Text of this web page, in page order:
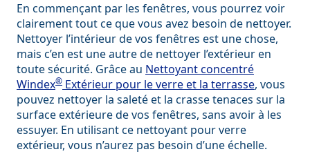
En commençant par les fenêtres, vous pourrez voir
clairement tout ce que vous avez besoin de nettoyer.
Nettoyer l’intérieur de vos fenêtres est une chose,
mais c’en est une autre de nettoyer l’extérieur en
toute sécurité. Grâce au Nettoyant concentré
Windex® Extérieur pour le verre et la terrasse, vous
pouvez nettoyer la saleté et la crasse tenaces sur la
surface extérieure de vos fenêtres, sans avoir à les
essuyer. En utilisant ce nettoyant pour verre
extérieur, vous n’aurez pas besoin d’une échelle.